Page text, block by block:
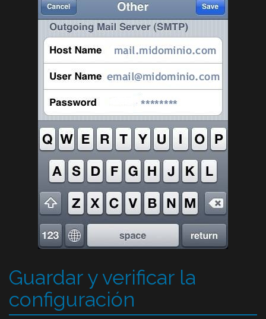
Guardar y verificar la
configuración